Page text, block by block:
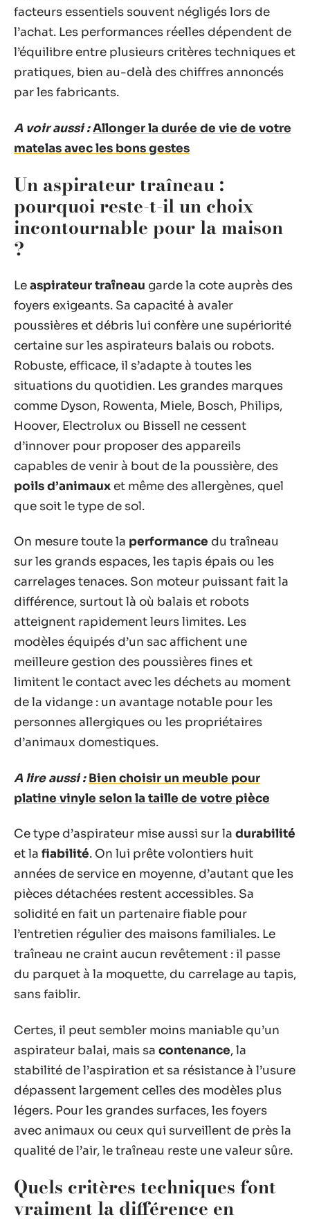
facteurs essentiels souvent négligés lors de
l’achat. Les performances réelles dépendent de
l’équilibre entre plusieurs critères techniques et
pratiques, bien au-delà des chiffres annoncés
par les fabricants.
A voir aussi :Allonger la durée de vie de votre
matelas avec les bons gestes
Un aspirateur traîneau :
pourquoi reste-t-il un choix
incontournable pour la maison
?
Leaspirateur traîneau garde la cote auprès des
foyers exigeants. Sa capacité à avaler
poussières et débris lui confère une supériorité
certaine sur les aspirateurs balais ou robots.
Robuste, efficace, il s’adapte à toutes les
situations du quotidien. Les grandes marques
comme Dyson, Rowenta, Miele, Bosch, Philips,
Hoover, Electrolux ou Bissell ne cessent
d’innover pour proposer des appareils
capables de venir à bout de la poussière, des
poils d’animaux et même des allergènes, quel
que soit le type de sol.
On mesure toute la performance du traîneau
sur les grands espaces, les tapis épais ou les
carrelages tenaces. Son moteur puissant fait la
différence, surtout là où balais et robots
atteignent rapidement leurs limites. Les
modèles équipés d’un sac affichent une
meilleure gestion des poussières fines et
limitent le contact avec les déchets au moment
de la vidange : un avantage notable pour les
personnes allergiques ou les propriétaires
d’animaux domestiques.
A lire aussi : Bien choisir un meuble pour
platine vinyle selon la taille de votre pièce
Ce type d’aspirateur mise aussi sur la durabilité
et la fiabilité. On lui prête volontiers huit
années de service en moyenne, d’autant que les
pièces détachées restent accessibles. Sa
solidité en fait un partenaire fiable pour
l’entretien régulier des maisons familiales. Le
traîneau ne craint aucun revêtement : il passe
du parquet à la moquette, du carrelage au tapis,
sans faiblir.
Certes, il peut sembler moins maniable qu’un
aspirateur balai, mais sa contenance, la
stabilité de l’aspiration et sa résistance à l’usure
dépassent largement celles des modèles plus
légers. Pour les grandes surfaces, les foyers
avec animaux ou ceux qui surveillent de près la
qualité de l’air, le traîneau reste une valeur sûre.
Quels critères techniques font
vraiment la différence en